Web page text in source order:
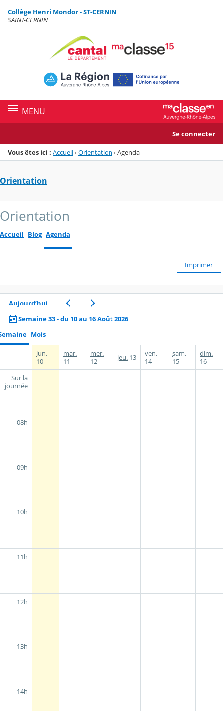
Menu de la rubrique
Contenu
Collège Henri Mondor - ST-CERNIN
SAINT-CERNIN
MENU
Se connecter
Vous êtes ici : Accueil›Orientation ›Agenda
Orientation
Orientation
Accueil Blog Agenda
Imprimer
Aujourd’hui
Semaine 33 - du 10 au 16 Août 2026
Mois
lun.
10
mar.
11
mer.
12
jeu. 13
ven.
14
sam.
15
dim.
16
Sur la
journée
08h
09h
10h
11h
12h
13h
14h